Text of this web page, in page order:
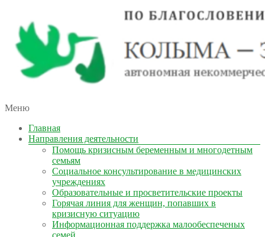
КОЛЫМА — ЗА ЖИЗНЬ
автономная некоммерческая организация
Меню
Главная
Направления деятельности
Помощь кризисным беременным и многодетным
семьям
Социальное консультирование в медицинских
учреждениях
Образовательные и просветительские проекты
Горячая линия для женщин, попавших в
кризисную ситуацию
Информационная поддержка малообеспеченых
семей